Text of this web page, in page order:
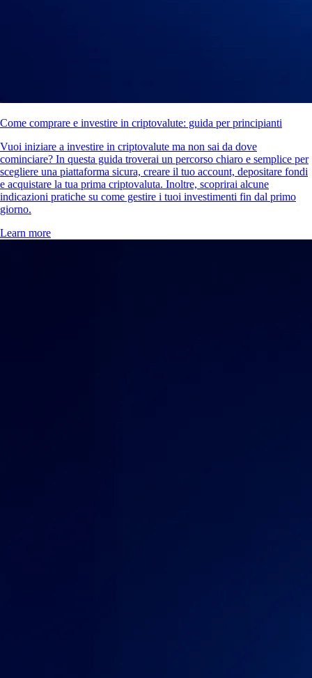
Come comprare e investire in criptovalute: guida per principianti
Vuoi iniziare a investire in criptovalute ma non sai da dove
cominciare? In questa guida troverai un percorso chiaro e semplice per
scegliere una piattaforma sicura, creare il tuo account, depositare fondi
e acquistare la tua prima criptovaluta. Inoltre, scoprirai alcune
indicazioni pratiche su come gestire i tuoi investimenti fin dal primo
giorno.
Learn more